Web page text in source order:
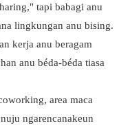
tapi babagi anu
lingkungan anu bising.
kerja anu beragam
anu béda-béda tiasa
area maca
ngarencanakeun